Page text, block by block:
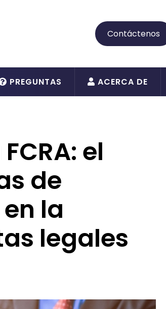
Contáctenos
PREGUNTAS ACERCA DE
el
de
la
legales